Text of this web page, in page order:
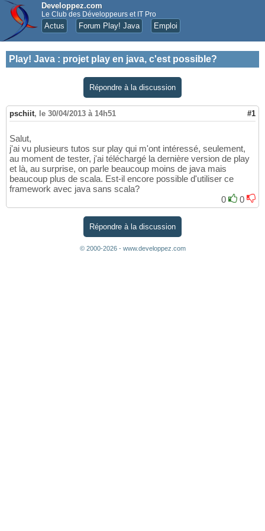
Developpez.com
Le Club des Développeurs et IT Pro
Actus Forum Play! Java Emploi
Play! Java : projet play en java, c'est possible?
Répondre à la discussion
pschiit, le 30/04/2013 à 14h51 #1
Salut,
j'ai vu plusieurs tutos sur play qui m'ont intéressé, seulement,
au moment de tester, j'ai téléchargé la dernière version de play
et là, au surprise, on parle beaucoup moins de java mais
beaucoup plus de scala. Est-il encore possible d'utiliser ce
framework avec java sans scala?
0
0
Répondre à la discussion
© 2000-2026 - www.developpez.com